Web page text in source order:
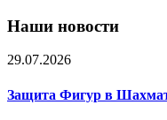
Наши новости
29.07.2026
Защита Фигур в